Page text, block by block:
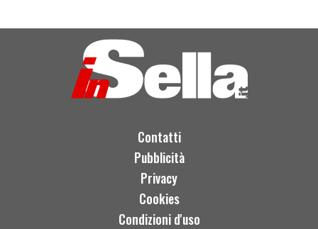
Contatti
Pubblicità
Privacy
Cookies
Condizioni d'uso